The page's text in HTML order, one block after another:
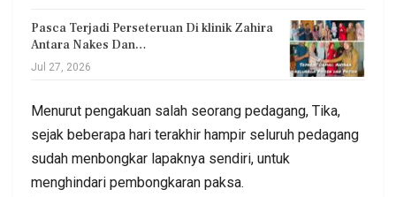
Pasca Terjadi Perseteruan Di klinik Zahira
Antara Nakes Dan…
Jul 27, 2026
Menurut pengakuan salah seorang pedagang, Tika,
sejak beberapa hari terakhir hampir seluruh pedagang
sudah menbongkar lapaknya sendiri, untuk
menghindari pembongkaran paksa.